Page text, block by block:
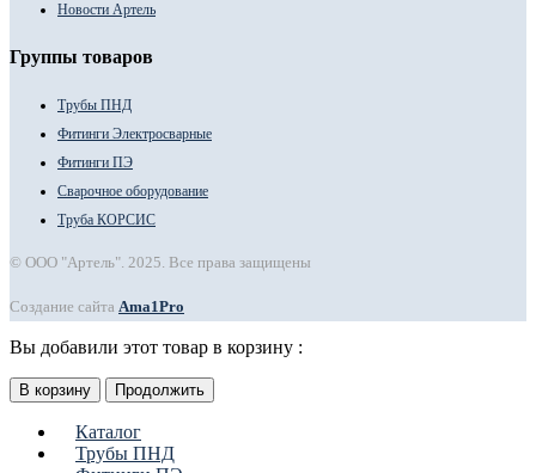
Новости Артель
Группы товаров
Трубы ПНД
Фитинги Электросварные
Фитинги ПЭ
Сварочное оборудование
Труба КОРСИС
© ООО "Артель". 2025. Все права защищены
Создание сайта Ama1Pro
Вы добавили этот товар в корзину :
В корзину Продолжить
Каталог
Трубы ПНД